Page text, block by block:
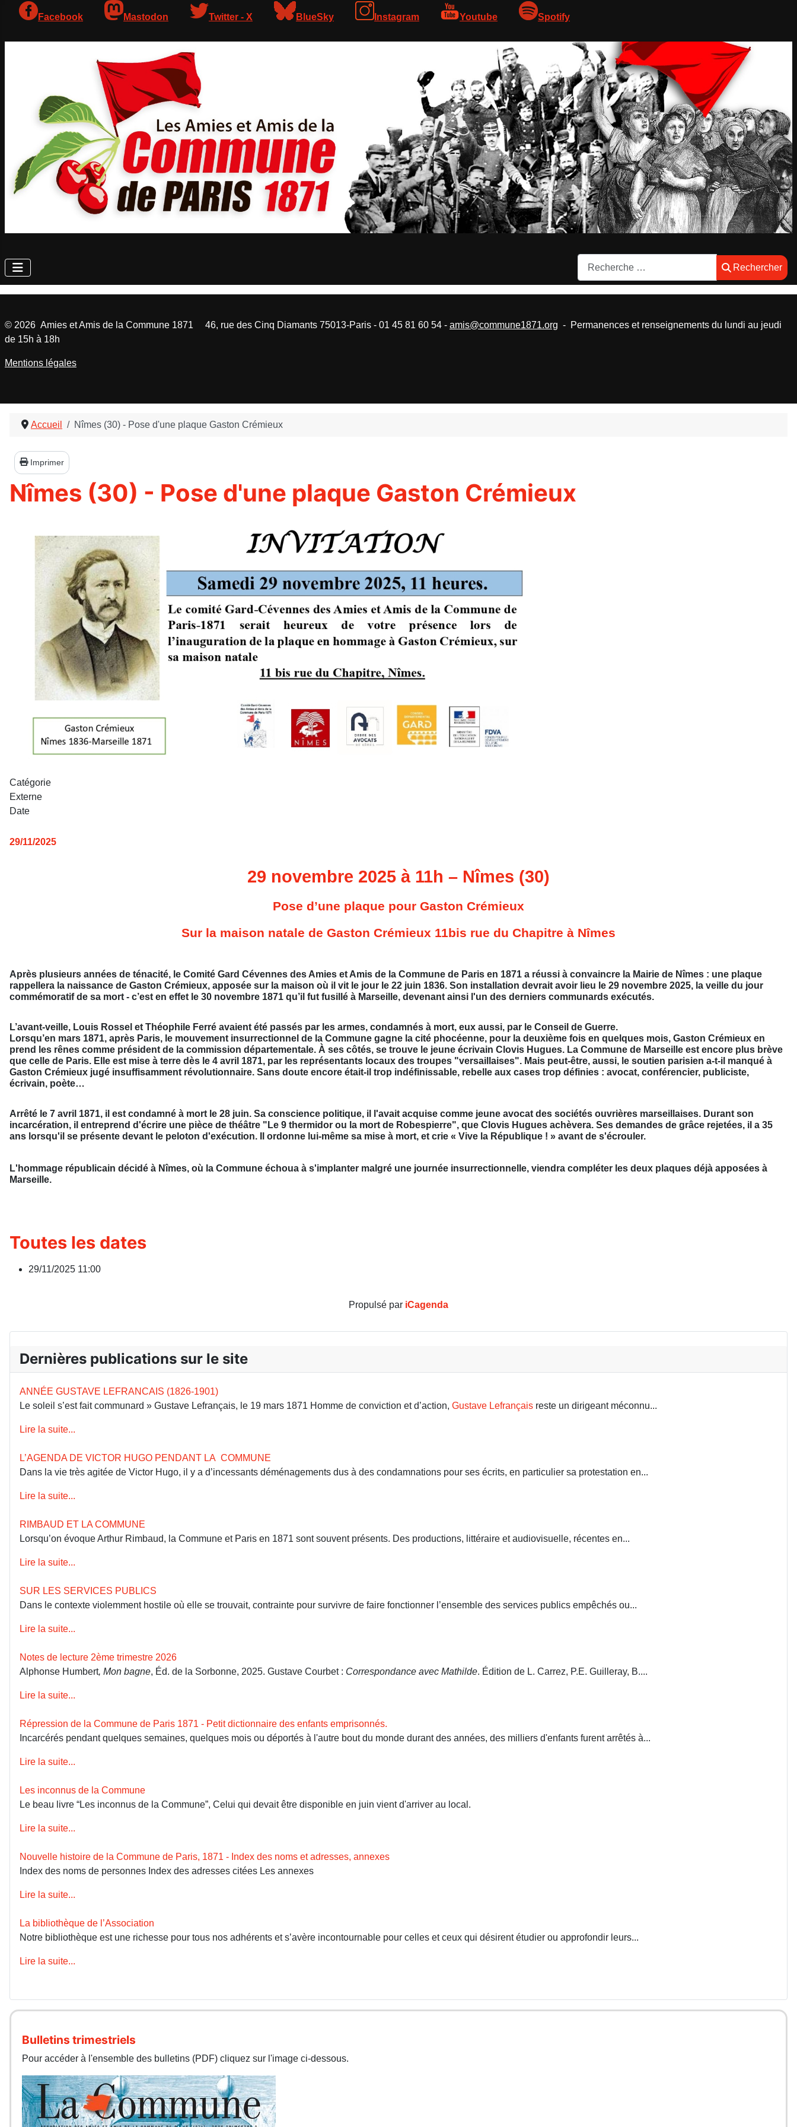
Facebook Mastodon Twitter - X BlueSky Instagram Youtube Spotify
Rechercher
Rechercher
Accueil Nîmes (30) - Pose d'une plaque Gaston Crémieux
Imprimer
Nîmes (30) - Pose d'une plaque Gaston Crémieux
Catégorie
Externe
Date
29/11/2025
29 novembre 2025 à 11h – Nîmes (30)
Pose d’une plaque pour Gaston Crémieux
Sur la maison natale de Gaston Crémieux 11bis rue du Chapitre à Nîmes
Après plusieurs années de ténacité, le Comité Gard Cévennes des Amies et Amis de la Commune de Paris en 1871 a réussi à convaincre la Mairie de Nîmes : une plaque
rappellera la naissance de Gaston Crémieux, apposée sur la maison où il vit le jour le 22 juin 1836. Son installation devrait avoir lieu le 29 novembre 2025, la veille du jour
commémoratif de sa mort - c’est en effet le 30 novembre 1871 qu’il fut fusillé à Marseille, devenant ainsi l'un des derniers communards exécutés.
L’avant-veille, Louis Rossel et Théophile Ferré avaient été passés par les armes, condamnés à mort, eux aussi, par le Conseil de Guerre.
Lorsqu’en mars 1871, après Paris, le mouvement insurrectionnel de la Commune gagne la cité phocéenne, pour la deuxième fois en quelques mois, Gaston Crémieux en
prend les rênes comme président de la commission départementale. À ses côtés, se trouve le jeune écrivain Clovis Hugues. La Commune de Marseille est encore plus brève
que celle de Paris. Elle est mise à terre dès le 4 avril 1871, par les représentants locaux des troupes "versaillaises". Mais peut-être, aussi, le soutien parisien a-t-il manqué à
Gaston Crémieux jugé insuffisamment révolutionnaire. Sans doute encore était-il trop indéfinissable, rebelle aux cases trop définies : avocat, conférencier, publiciste,
écrivain, poète…
Arrêté le 7 avril 1871, il est condamné à mort le 28 juin. Sa conscience politique, il l'avait acquise comme jeune avocat des sociétés ouvrières marseillaises. Durant son
incarcération, il entreprend d'écrire une pièce de théâtre "Le 9 thermidor ou la mort de Robespierre", que Clovis Hugues achèvera. Ses demandes de grâce rejetées, il a 35
ans lorsqu'il se présente devant le peloton d'exécution. Il ordonne lui-même sa mise à mort, et crie « Vive la République ! » avant de s'écrouler.
L'hommage républicain décidé à Nîmes, où la Commune échoua à s'implanter malgré une journée insurrectionnelle, viendra compléter les deux plaques déjà apposées à
Marseille.
Toutes les dates
29/11/2025 11:00
Propulsé par iCagenda
Dernières publications sur le site
ANNÉE GUSTAVE LEFRANCAIS (1826-1901)
Le soleil s’est fait communard » Gustave Lefrançais, le 19 mars 1871 Homme de conviction et d’action, Gustave Lefrançais reste un dirigeant méconnu...
Lire la suite...
L’AGENDA DE VICTOR HUGO PENDANT LA COMMUNE
Dans la vie très agitée de Victor Hugo, il y a d’incessants déménagements dus à des condamnations pour ses écrits, en particulier sa protestation en...
Lire la suite...
RIMBAUD ET LA COMMUNE
Lorsqu’on évoque Arthur Rimbaud, la Commune et Paris en 1871 sont souvent présents. Des productions, littéraire et audiovisuelle, récentes en...
Lire la suite...
SUR LES SERVICES PUBLICS
Dans le contexte violemment hostile où elle se trouvait, contrainte pour survivre de faire fonctionner l’ensemble des services publics empêchés ou...
Lire la suite...
Notes de lecture 2ème trimestre 2026
Alphonse Humbert, Mon bagne, Éd. de la Sorbonne, 2025. Gustave Courbet : Correspondance avec Mathilde. Édition de L. Carrez, P.E. Guilleray, B....
Lire la suite...
Répression de la Commune de Paris 1871 - Petit dictionnaire des enfants emprisonnés.
Incarcérés pendant quelques semaines, quelques mois ou déportés à l'autre bout du monde durant des années, des milliers d'enfants furent arrêtés à...
Lire la suite...
Les inconnus de la Commune
Le beau livre “Les inconnus de la Commune”, Celui qui devait être disponible en juin vient d'arriver au local.
Lire la suite...
Nouvelle histoire de la Commune de Paris, 1871 - Index des noms et adresses, annexes
Index des noms de personnes Index des adresses citées Les annexes
Lire la suite...
La bibliothèque de l’Association
Notre bibliothèque est une richesse pour tous nos adhérents et s’avère incontournable pour celles et ceux qui désirent étudier ou approfondir leurs...
Lire la suite...
Bulletins trimestriels
Pour accéder à l'ensemble des bulletins (PDF) cliquez sur l'image ci-dessous.
© 2026 Amies et Amis de la Commune 1871 46, rue des Cinq Diamants 75013-Paris - 01 45 81 60 54 - amis@commune1871.org - Permanences et renseignements du lundi au jeudi
de 15h à 18h
Mentions légales